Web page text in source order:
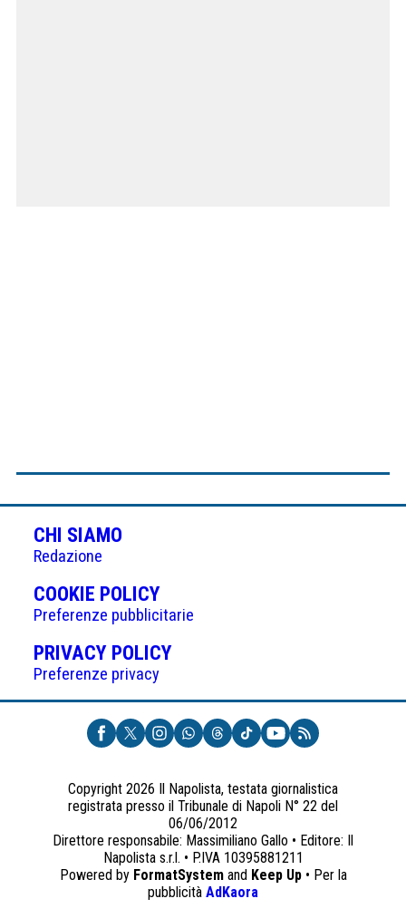
CHI SIAMO
Redazione
COOKIE POLICY(APRE
IN
UNA
NUOVA
Preferenze pubblicitarie
PRIVACY POLICY(APRE
UNA
NUOVA
SCHEDA)
Preferenze privacy
Copyright 2026 Il Napolista, testata giornalistica
registrata presso il Tribunale di Napoli N° 22 del
06/06/2012
Direttore responsabile: Massimiliano Gallo • Editore: Il
Napolista s.r.l. • P.IVA 10395881211
Powered by FormatSystemand Keep Up• Per la
pubblicità AdKaora